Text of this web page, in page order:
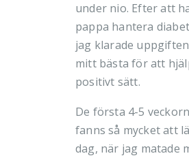
under nio. Efter att
pappa hantera
jag klarade
mitt bästa för att
positivt sätt.
De första 4-5
fanns så mycket att
dag, när jag matade